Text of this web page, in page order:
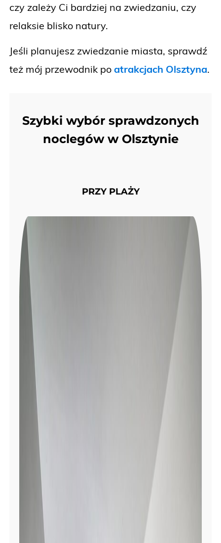
czy zależy Ci bardziej na zwiedzaniu, czy
relaksie blisko natury.
Jeśli planujesz zwiedzanie miasta, sprawdź
też mój przewodnik po atrakcjach Olsztyna.
Szybki wybór sprawdzonych
noclegów w Olsztynie
PRZY PLAŻY